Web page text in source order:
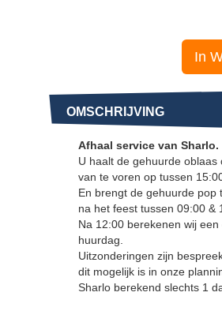
In
OMSCHRIJVING
Afhaal service van Sharlo.
U haalt de gehuurde oblaas
van te voren op tussen
En brengt de gehuurde pop
na het feest tussen 09:00 &
Na 12:00 berekenen wij een
huurdag.
Uitzonderingen zijn
dit mogelijk is in onze
Sharlo berekend slechts 1